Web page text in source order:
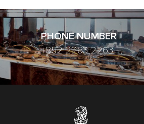
PHONE NUMBER
+852 2263 2263